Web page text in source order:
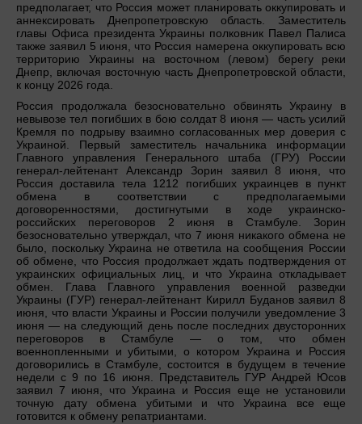
предполагает, что Россия может планировать оккупировать и
аннексировать Днепропетровскую область. Заместитель
главы Офиса президента Украины полковник Павел Палиса
также заявил 5 июня, что Россия намерена оккупировать всю
территорию Украины на восточном (левом) берегу реки
Днепр, включая восточную часть Днепропетровской области,
к концу 2026 года.
Россия продолжала безосновательно обвинять Украину в
невывозе тел погибших в бою солдат 8 июня — часть усилий
Кремля по подрыву взаимно согласованных мер доверия с
Украиной. Первый заместитель начальника информации
Главного управления Генерального штаба (ГРУ) России
генерал-лейтенант Александр Зорин заявил 8 июня, что
Россия доставила тела 1212 погибших украинцев в пункт
обмена в соответствии с предполагаемыми
договоренностями, достигнутыми в ходе украинско-
российских переговоров 2 июня в Стамбуле. Зорин
безосновательно утверждал, что 7 июня никакого обмена не
было, поскольку Украина не ответила на сообщения России
об обмене, что Россия продолжает ждать подтверждения от
украинских официальных лиц, и что Украина откладывает
обмен. Глава Главного управления военной разведки
Украины (ГУР) генерал-лейтенант Кирилл Буданов заявил 8
июня, что власти Украины и России получили уведомление 3
июня — на следующий день после последних двусторонних
переговоров в Стамбуле — о том, что обмен
военнопленными и убитыми, о котором Украина и Россия
договорились в Стамбуле, состоится в будущем в течение
недели с 9 по 16 июня. Представитель ГУР Андрей Юсов
заявил 7 июня, что Украина и Россия еще не установили
точную дату обмена убитыми и что Украина все еще
готовится к обмену репатриантами.